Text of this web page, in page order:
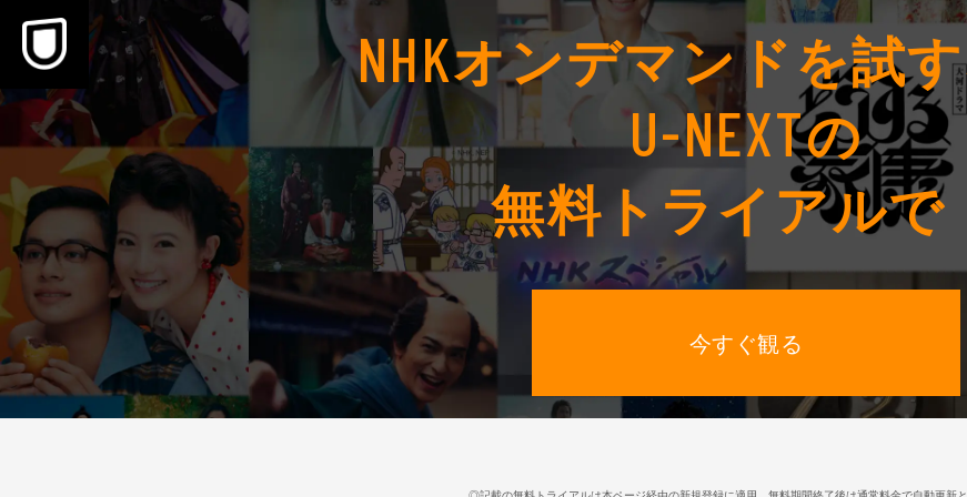
本文へスキップ
NHKオンデマンドを試
U-NEXTの
無料トライアルで
今すぐ観る